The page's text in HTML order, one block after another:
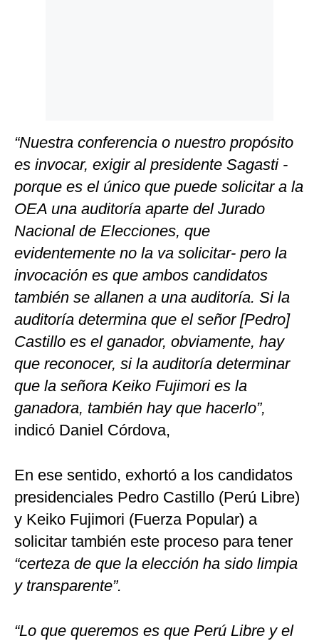
“Nuestra conferencia o nuestro propósito
es invocar, exigir al presidente Sagasti -
porque es el único que puede solicitar a la
OEA una auditoría aparte del Jurado
Nacional de Elecciones, que
evidentemente no la va solicitar- pero la
invocación es que ambos candidatos
también se allanen a una auditoría. Si la
auditoría determina que el señor [Pedro]
Castillo es el ganador, obviamente, hay
que reconocer, si la auditoría determinar
que la señora Keiko Fujimori es la
ganadora, también hay que hacerlo”,
indicó Daniel Córdova,
En ese sentido, exhortó a los candidatos
presidenciales Pedro Castillo (Perú Libre)
y Keiko Fujimori (Fuerza Popular) a
solicitar también este proceso para tener
“certeza de que la elección ha sido limpia
y transparente”.
“Lo que queremos es que Perú Libre y el